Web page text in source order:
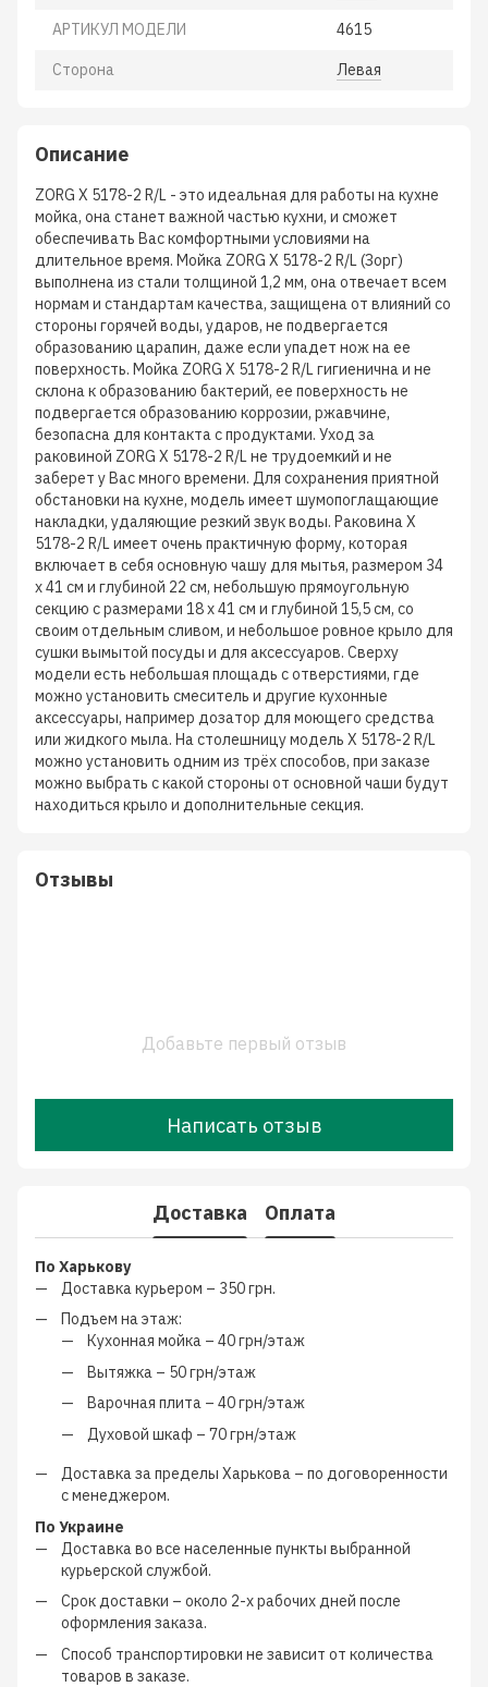
АРТИКУЛ МОДЕЛИ 4615
Сторона Левая
Описание
ZORG X 5178-2 R/L - это идеальная для работы на кухне
мойка, она станет важной частью кухни, и сможет
обеспечивать Вас комфортными условиями на
длительное время. Мойка ZORG X 5178-2 R/L (Зорг)
выполнена из стали толщиной 1,2 мм, она отвечает всем
нормам и стандартам качества, защищена от влияний со
стороны горячей воды, ударов, не подвергается
образованию царапин, даже если упадет нож на ее
поверхность. Мойка ZORG X 5178-2 R/L гигиенична и не
склона к образованию бактерий, ее поверхность не
подвергается образованию коррозии, ржавчине,
безопасна для контакта с продуктами. Уход за
раковиной ZORG X 5178-2 R/L не трудоемкий и не
заберет у Вас много времени. Для сохранения приятной
обстановки на кухне, модель имеет шумопоглащающие
накладки, удаляющие резкий звук воды. Раковина X
5178-2 R/L имеет очень практичную форму, которая
включает в себя основную чашу для мытья, размером 34
х 41 см и глубиной 22 см, небольшую прямоугольную
секцию с размерами 18 х 41 см и глубиной 15,5 см, со
своим отдельным сливом, и небольшое ровное крыло для
сушки вымытой посуды и для аксессуаров. Сверху
модели есть небольшая площадь с отверстиями, где
можно установить смеситель и другие кухонные
аксессуары, например дозатор для моющего средства
или жидкого мыла. На столешницу модель X 5178-2 R/L
можно установить одним из трёх способов, при заказе
можно выбрать с какой стороны от основной чаши будут
находиться крыло и дополнительные секция.
Отзывы
Добавьте первый отзыв
Написать отзыв
Доставка Оплата
По Харькову
Доставка курьером – 350 грн.
Подъем на этаж:
Кухонная мойка – 40 грн/этаж
Вытяжка – 50 грн/этаж
Варочная плита – 40 грн/этаж
Духовой шкаф – 70 грн/этаж
Доставка за пределы Харькова – по договоренности
с менеджером.
По Украине
Доставка во все населенные пункты выбранной
курьерской службой.
Срок доставки – около 2-х рабочих дней после
оформления заказа.
Способ транспортировки не зависит от количества
товаров в заказе.